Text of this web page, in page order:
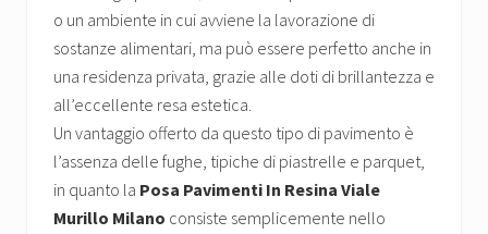
o un ambiente in cui avviene la lavorazione di
sostanze alimentari, ma può essere perfetto anche in
una residenza privata, grazie alle doti di brillantezza e
all’eccellente resa estetica.
Un vantaggio offerto da questo tipo di pavimento è
l’assenza delle fughe, tipiche di piastrelle e parquet,
in quanto la Posa Pavimenti In Resina Viale
Murillo Milano consiste semplicemente nello